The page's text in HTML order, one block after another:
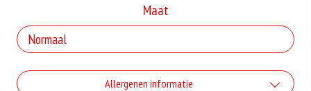
Maat
Allergenen informatie